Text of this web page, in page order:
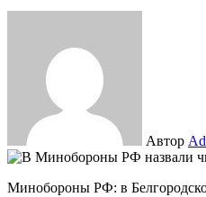
Автор
Минобороны РФ: в